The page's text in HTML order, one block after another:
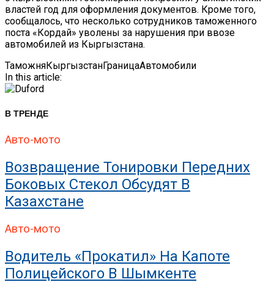
властей год для оформления документов. Кроме того,
сообщалось, что несколько сотрудников таможенного
поста «Кордай» уволены за нарушения при ввозе
автомобилей из Кыргызстана.
ТаможняКыргызстанГраницаАвтомобили
In this article:
В ТРЕНДЕ
Авто-мото
Возвращение Тонировки Передних
Боковых Стекол Обсудят В
Казахстане
Авто-мото
Водитель «прокатил» На Капоте
Полицейского В Шымкенте